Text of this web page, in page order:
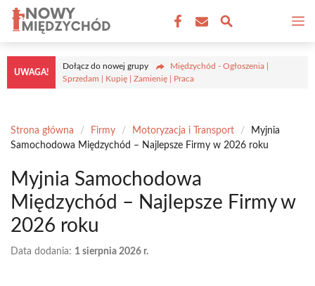
Przejdź
treści
UWAGA!
Dołącz do nowej grupy
Międzychód - Ogłoszenia |
Sprzedam | Kupię | Zamienię | Praca
Strona główna / Firmy / Motoryzacja i Transport /
Myjnia
Samochodowa Międzychód – Najlepsze Firmy w 2026 roku
Myjnia Samochodowa
Międzychód – Najlepsze Firmy w
2026 roku
Data dodania: 1 sierpnia 2026 r.